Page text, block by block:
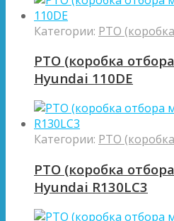
Категории: PTO
PTO (коробка
Hyundai 110DE
Категории: PTO
PTO (коробка
Hyundai R130LC3